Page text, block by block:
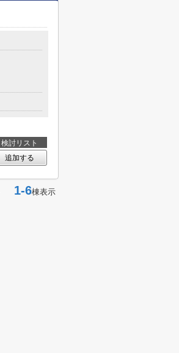
検討リスト
追加する
1-6棟表示